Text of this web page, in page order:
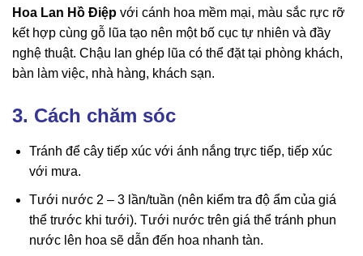
Hoa Lan Hồ Điệp với cánh hoa mềm mại, màu sắc rực rỡ
kết hợp cùng gỗ lũa tạo nên một bố cục tự nhiên và đầy
nghệ thuật. Chậu lan ghép lũa có thể đặt tại phòng khách,
bàn làm việc, nhà hàng, khách sạn.
3. Cách chăm sóc
Tránh để cây tiếp xúc với ánh nắng trực tiếp, tiếp xúc
với mưa.
Tưới nước 2 – 3 lần/tuần (nên kiểm tra độ ẩm của giá
thể trước khi tưới). Tưới nước trên giá thể tránh phun
nước lên hoa sẽ dẫn đến hoa nhanh tàn.